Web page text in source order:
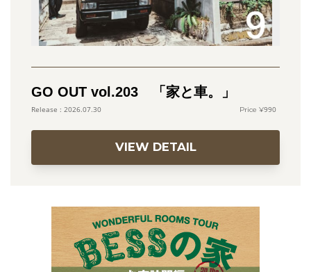
GO OUT vol.203 「家と車。」
2026.07.30 990
VIEW DETAIL